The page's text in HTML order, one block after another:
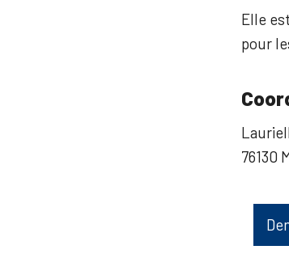
Elle
pour
76130